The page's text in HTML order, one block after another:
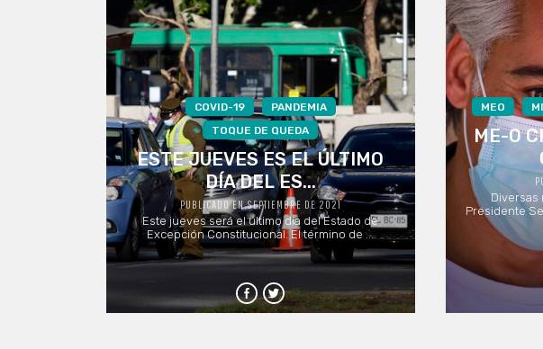
COVID-19
PANDEMIA
TOQUE DE QUEDA
ESTE JUEVES ES EL ÚLTIMO
DÍA DEL ES...
PUBLICADO EN SEPTIEMBRE DE 2021
Este jueves será el último día del Estado de
Excepción Constitucional. El término de ...
MEO
ME-O
Diversas
Presidente